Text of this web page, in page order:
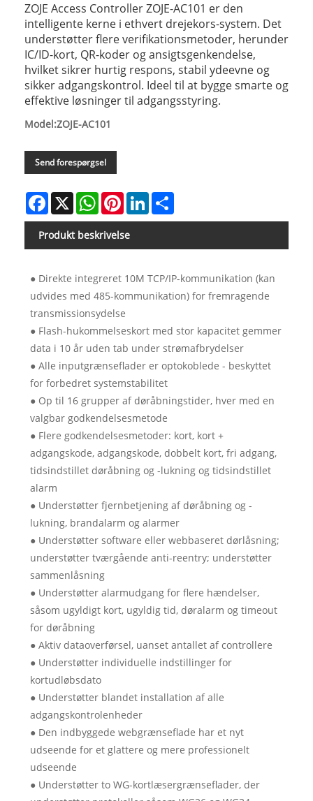
ZOJE Access Controller ZOJE-AC101 er den
intelligente kerne i ethvert drejekors-system. Det
understøtter flere verifikationsmetoder, herunder
IC/ID-kort, QR-koder og ansigtsgenkendelse,
hvilket sikrer hurtig respons, stabil ydeevne og
sikker adgangskontrol. Ideel til at bygge smarte og
effektive løsninger til adgangsstyring.
Model:ZOJE-AC101
Send forespørgsel
Facebook
X WhatsAppPinterestLinkedIn
Produkt beskrivelse
● Direkte integreret 10M TCP/IP-kommunikation (kan
udvides med 485-kommunikation) for fremragende
transmissionsydelse
● Flash-hukommelseskort med stor kapacitet gemmer
data i 10 år uden tab under strømafbrydelser
● Alle inputgrænseflader er optokoblede - beskyttet
for forbedret systemstabilitet
● Op til 16 grupper af døråbningstider, hver med en
valgbar godkendelsesmetode
● Flere godkendelsesmetoder: kort, kort +
adgangskode, adgangskode, dobbelt kort, fri adgang,
tidsindstillet døråbning og -lukning og tidsindstillet
alarm
● Understøtter fjernbetjening af døråbning og -
lukning, brandalarm og alarmer
● Understøtter software eller webbaseret dørlåsning;
understøtter tværgående anti-reentry; understøtter
sammenlåsning
● Understøtter alarmudgang for flere hændelser,
såsom ugyldigt kort, ugyldig tid, døralarm og timeout
for døråbning
● Aktiv dataoverførsel, uanset antallet af controllere
● Understøtter individuelle indstillinger for
kortudløbsdato
● Understøtter blandet installation af alle
adgangskontrolenheder
● Den indbyggede webgrænseflade har et nyt
udseende for et glattere og mere professionelt
udseende
● Understøtter to WG-kortlæsergrænseflader, der